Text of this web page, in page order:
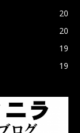
20
20
19
19